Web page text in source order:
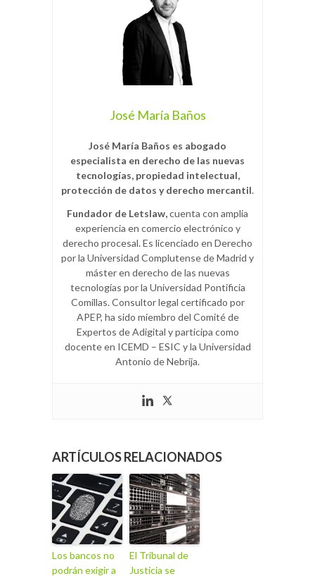
José María Baños
José María Baños es abogado
especialista en derecho de las nuevas
tecnologías, propiedad intelectual,
protección de datos y derecho mercantil.
Fundador de Letslaw,cuenta con amplia
experiencia en comercio electrónico y
derecho procesal. Es licenciado en Derecho
por la Universidad Complutense de Madrid y
máster en derecho de las nuevas
tecnologías por la Universidad Pontificia
Comillas. Consultor legal certificado por
APEP, ha sido miembro del Comité de
Expertos de Adigital y participa como
docente en ICEMD – ESIC y la Universidad
Antonio de Nebrija.
ARTÍCULOS RELACIONADOS
Los bancos no
podrán exigir a
El Tribunal de
Justicia se